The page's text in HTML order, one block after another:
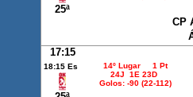
25ª
CP
17:15
18:15 Es
14º Lugar 1 Pt
24J 1E 23D
Golos: -90 (22-112)